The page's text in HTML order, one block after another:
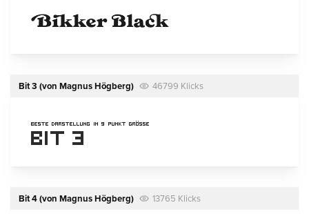
Bit 3 (von Magnus Högberg) 46799 Klicks
Bit 4(von Magnus Högberg) 13765 Klicks